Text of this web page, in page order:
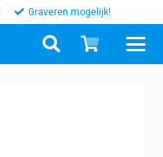
Graveren mogelijk!